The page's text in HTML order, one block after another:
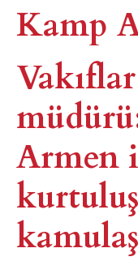
Kamp
Armen